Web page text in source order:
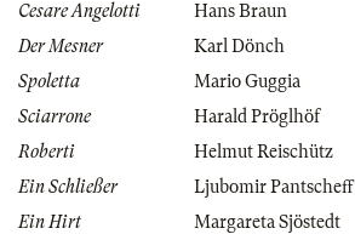
Cesare Angelotti
Hans Braun
Der Mesner
Karl Dönch
Spoletta
Mario Guggia
Sciarrone
Harald Pröglhöf
Roberti
Helmut Reischütz
Ein Schließer
Ljubomir Pantscheff
Ein Hirt
Margareta Sjöstedt